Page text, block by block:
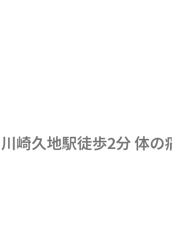
崎久地駅徒歩2分 体の